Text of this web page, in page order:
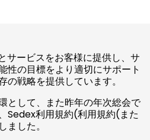
サービスをお客様に提供し、サ
性の目標をより適切にサポート
戦略を提供しています。
として、また昨年の年次総会で
Sedex利用規約(利用規約(また
した。